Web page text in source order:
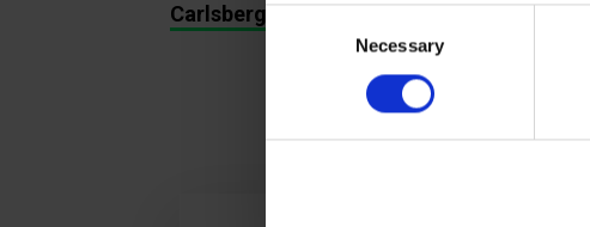
Necessary
Carlsberg